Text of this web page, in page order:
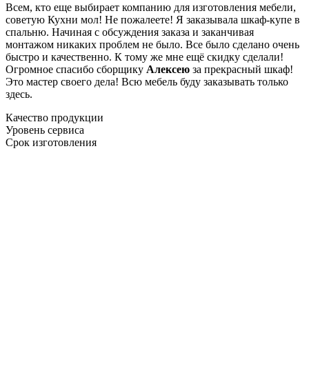
Всем, кто еще выбирает компанию для изготовления мебели,
советую Кухни мол! Не пожалеете! Я заказывала шкаф-купе в
спальню. Начиная с обсуждения заказа и заканчивая
монтажом никаких проблем не было. Все было сделано очень
быстро и качественно. К тому же мне ещё скидку сделали!
Огромное спасибо сборщику Алексею за прекрасный шкаф!
Это мастер своего дела! Всю мебель буду заказывать только
здесь.
Качество продукции
Уровень сервиса
Срок изготовления